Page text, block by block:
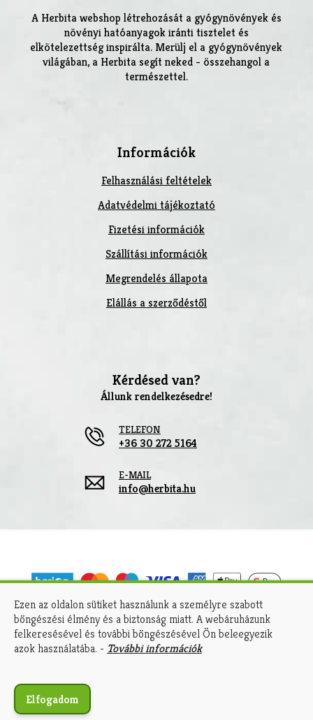
Ezen az oldalon sütiket használunk a személyre szabott
böngészési élmény és a biztonság miatt. A webáruházunk
felkeresésével és további böngészésével Ön beleegyezik
azok használatába. - További információk
Elfogadom
A Herbita webshop létrehozását a gyógynövények és
növényi hatóanyagok iránti tisztelet és
elkötelezettség inspirálta. Merülj el a gyógynövények
világában, a Herbita segít neked - összehangol a
természettel.
Információk
Felhasználási feltételek
Adatvédelmi tájékoztató
Fizetési információk
Szállítási információk
Megrendelés állapota
Elállás a szerződéstől
Kérdésed van?
Állunk rendelkezésedre!
TELEFON
+36 30 272 5164
E-MAIL
info@herbita.hu
A kényelmes és biztonságos online fizetést a
Barion Payment Zrt. biztosítja.
MNB engedély száma: H-EN-I-1064/2013.
Copyright © 2026 Herbita | Minden jog fenntartva!